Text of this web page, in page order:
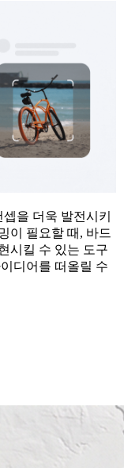
을 더욱 발전시키
이 필요할 때, 바드
시킬 수 있는 도구
디어를 떠올릴 수